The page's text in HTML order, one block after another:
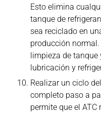
Esto elimina
tanque de
sea reciclado en
producción
limpieza de tanque
lubricación y
Realizar un ciclo
completo paso a
permite que el